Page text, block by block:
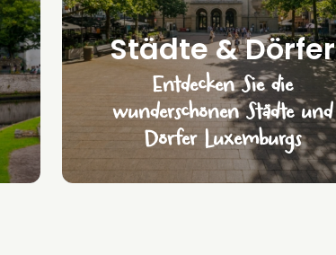
Städte & Dörfer
Entdecken Sie die
wunderschönen Städte und
Dörfer Luxemburgs